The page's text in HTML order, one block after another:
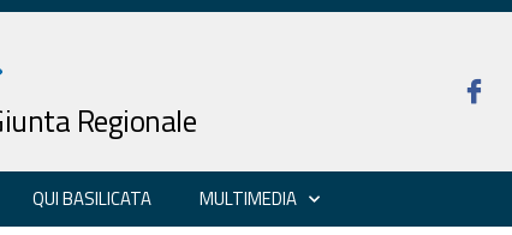
Regionale
QUI BASILICATA MULTIMEDIA